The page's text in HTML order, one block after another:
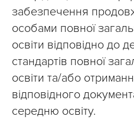
забезпечення
особами повної
освіти відповідно до
стандартів повної
освіти та/або
відповідного
середню освіту.